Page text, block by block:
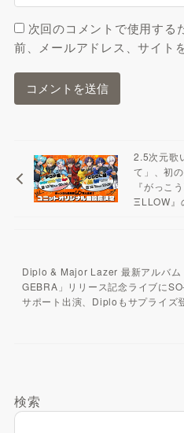
次回のコメントで使用する
前、メールアドレス、サイト
2.5次元歌
て」、初
『がっこ
ΞLLOW』
Diplo & Major Lazer 最新アルバム
GEBRA」リリース記念ライブに
サポート出演、Diploもサプライズ
検索